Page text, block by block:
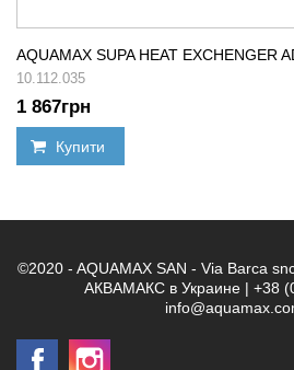
AQUAMAX SUPA HEAT EXCHENGER
10.112.035
1 867грн
Купити
©2020 - AQUAMAX SAN - Via Barca
АКВАМАКС в Украине | +38